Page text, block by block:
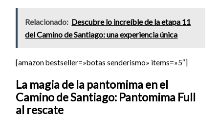
Relacionado: Descubre lo increíble de la etapa 11
del Camino de Santiago: una experiencia única
[amazon bestseller=»botas senderismo» items=»5″]
La magia de la pantomima en el
Camino de Santiago: Pantomima Full
al rescate